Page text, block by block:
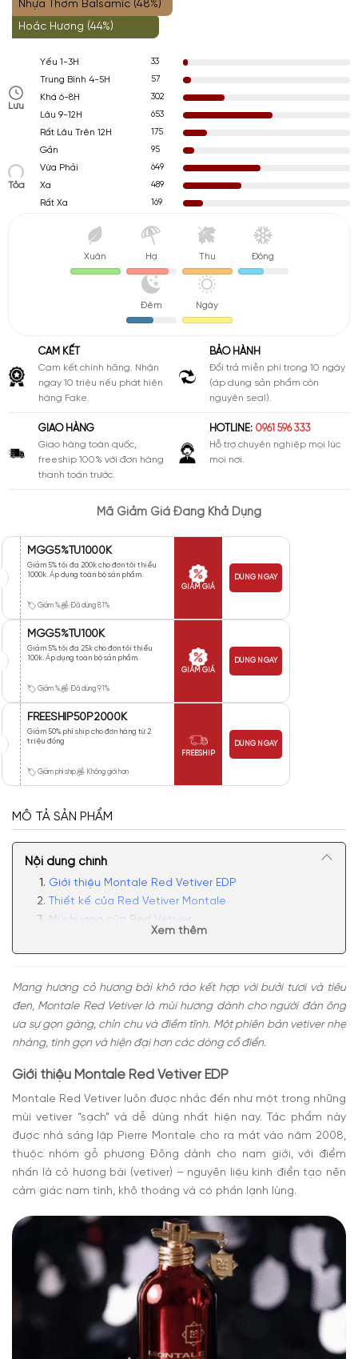
Nhựa Thơm Balsamic (48%)
Hoắc Hương (44%)
Lưu
Yếu 1-3H
33
Trung Bình 4-5H
57
Khá 6-8H
302
Lâu 9-12H
653
Rất Lâu Trên 12H
175
Tỏa
Gần
95
Vừa Phải
649
Xa
489
Rất Xa
169
Xuân Hạ Thu Đông
Đêm Ngày
CAM KẾT
Cam kết chính hãng. Nhận
ngay 10 triệu nếu phát hiện
hàng Fake.
BẢO HÀNH
Đổi trả miễn phí trong 10 ngày
(áp dụng sản phẩm còn
nguyên seal).
GIAO HÀNG
Giao hàng toàn quốc,
freeship 100% với đơn hàng
thanh toán trước.
HOTLINE: 0961 596 333
Hỗ trợ chuyên nghiệp mọi lúc
mọi nơi.
Mã Giảm Giá Đang Khả Dụng
MGG5%TU1000K
Giảm 5% tối đa 200k cho đơn tối thiểu
1000k. Áp dụng toàn bộ sản phẩm.
Giảm % Đã dùng 81%
GIẢM GIÁ
DÙNG NGAY
MGG5%TU100K
Giảm 5% tối đa 25k cho đơn tối thiểu
100k. Áp dụng toàn bộ sản phẩm.
Giảm % Đã dùng 91%
GIẢM GIÁ
DÙNG NGAY
FREESHIP50P2000K
Giảm 50% phí ship cho đơn hàng từ 2
triệu đồng
Giảm phí ship Không giới hạn
FREESHIP
DÙNG NGAY
MÔ TẢ SẢN PHẨM
Nội dung chính
Giới thiệu Montale Red Vetiver EDP
Thiết kế của Red Vetiver Montale
Mùi hương của Red Vetiver
Xem thêm
Mang hương cỏ hương bài khô ráo kết hợp với bưởi tươi và tiêu
đen, Montale Red Vetiver là mùi hương dành cho người đàn ông
ưa sự gọn gàng, chỉn chu và điềm tĩnh. Một phiên bản vetiver nhẹ
nhàng, tinh gọn và hiện đại hơn các dòng cổ điển.
Giới thiệu Montale Red Vetiver EDP
Montale Red Vetiver luôn được nhắc đến như một trong những
mùi vetiver “sạch” và dễ dùng nhất hiện nay. Tác phẩm này
được nhà sáng lập Pierre Montale cho ra mắt vào năm 2008,
thuộc nhóm gỗ phương Đông dành cho nam giới, với điểm
nhấn là cỏ hương bài (vetiver) – nguyên liệu kinh điển tạo nên
cảm giác nam tính, khô thoáng và có phần lạnh lùng.